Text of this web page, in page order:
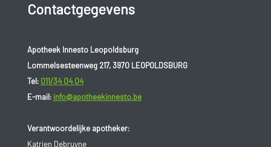
Contactgegevens
Apotheek Innesto Leopoldsburg
Lommelsesteenweg 217, 3970 LEOPOLDSBURG
Tel: 011/34 04 04
E-mail: info@apotheekinnesto.be
Verantwoordelijke apotheker:
Katrien Debruyne